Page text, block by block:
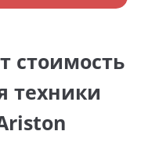
стоимость
техники